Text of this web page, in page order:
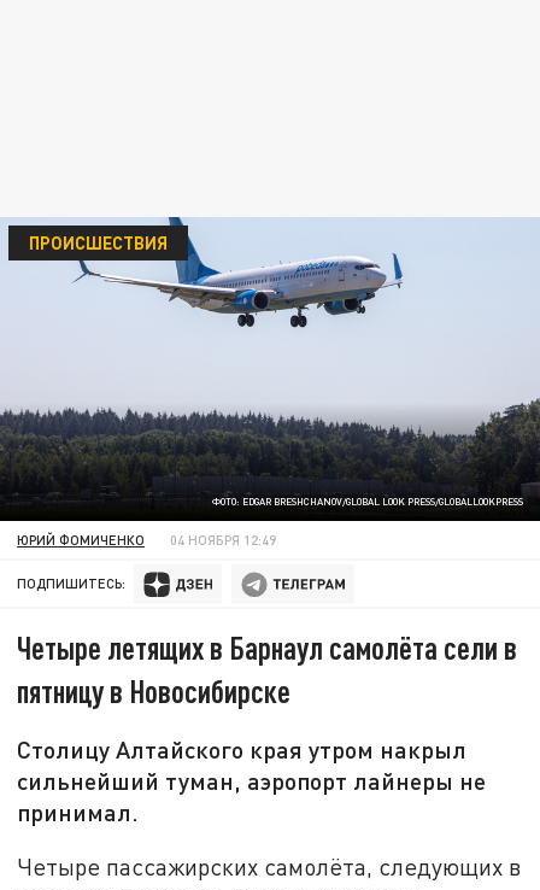
ФОТО: EDGAR BRESHCHANOV/GLOBAL LOOK PRESS/GLOBALLOOKPRESS
ПРОИСШЕСТВИЯ
ЮРИЙ ФОМИЧЕНКО 04 НОЯБРЯ 12:49
ПОДПИШИТЕСЬ:
Четыре летящих в Барнаул самолёта сели в
пятницу в Новосибирске
Столицу Алтайского края утром накрыл
сильнейший туман, аэропорт лайнеры не
принимал.
Четыре пассажирских самолёта, следующих в